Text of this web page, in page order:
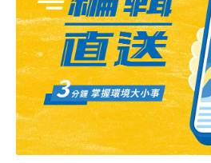
武雄曾任玉山、墾丁國家公園管
業務推廣相當重視。他表示，國
若是想到什麼就買什麼來放，最
觀，「家」應該是要放需要的東
都放進去。同理，國家公園內應
做與自然資源、野生動植物保育
園設立的宗旨。李武雄說，保育
業人